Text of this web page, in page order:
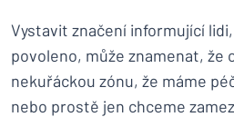
Vystavit značení informující
povoleno, může znamenat, že
nekuřáckou zónu, že máme
nebo prostě jen chceme